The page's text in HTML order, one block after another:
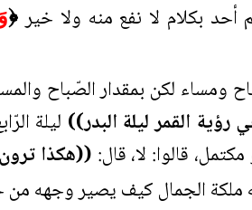
أحد بكلام لا نفع منه ولا خير ﴿
لكن بمقدار الصّباح
رؤية القمر ليلة البدر)) ليلة
قالوا: لا، قال: ((هكذا
الجمال كيف يصير وجهه من